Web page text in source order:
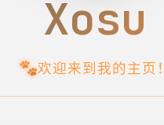
Xosu
🐾欢迎来到我的主页！